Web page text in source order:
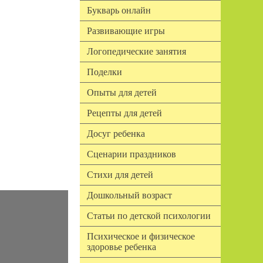
Букварь онлайн
Развивающие игры
Логопедические занятия
Поделки
Опыты для детей
Рецепты для детей
Досуг ребенка
Сценарии праздников
Стихи для детей
Дошкольный возраст
Статьи по детской психологии
Психическое и физическое
здоровье ребенка